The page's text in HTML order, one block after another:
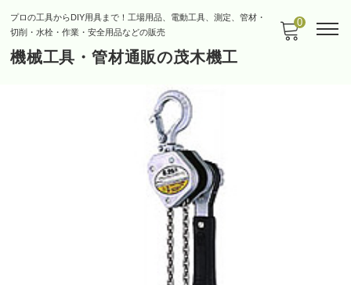
プロの工具からDIY用具まで！工場用品、電動工具、測定、管材・
切削・水栓・作業・安全用品などの販売
機械工具・管材通販の茂木機工
0